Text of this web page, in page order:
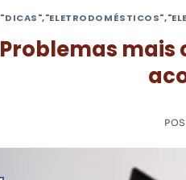
"DICAS","ELETRODOMÉSTICOS",
Problemas mais